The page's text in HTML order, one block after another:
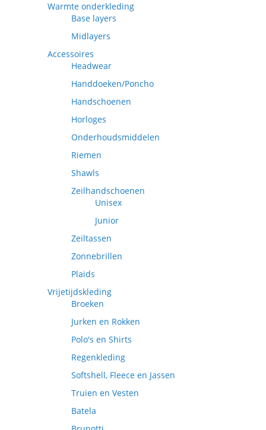
Warmte onderkleding
Base layers
Midlayers
Accessoires
Headwear
Handdoeken/Poncho
Handschoenen
Horloges
Onderhoudsmiddelen
Riemen
Shawls
Zeilhandschoenen
Unisex
Junior
Zeiltassen
Zonnebrillen
Plaids
Vrijetijdskleding
Broeken
Jurken en Rokken
Polo's en Shirts
Regenkleding
Softshell, Fleece en Jassen
Truien en Vesten
Batela